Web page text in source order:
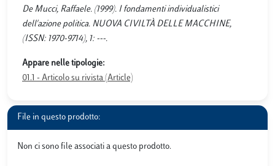
De Mucci, Raffaele. (1999). I fondamenti individualistici
dell'azione politica. NUOVA CIVILTÀ DELLE MACCHINE,
(ISSN: 1970-9714), 1: ---.
Appare nelle tipologie:
01.1 - Articolo su rivista (Article)
File in questo prodotto:
Non ci sono file associati a questo prodotto.